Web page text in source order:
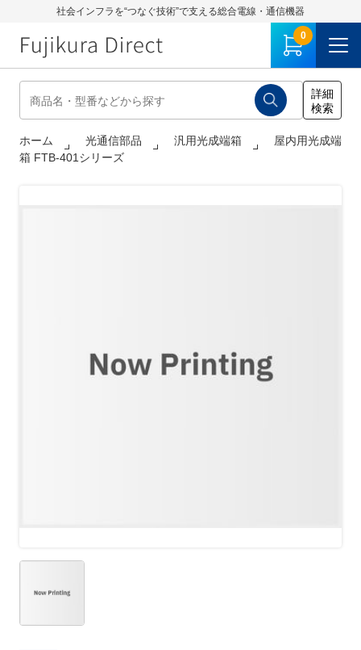
社会インフラを“つなぐ技術”で支える総合電線・通信機器
0
ホーム 光通信部品 汎用光成端箱
屋内用光成端
箱 FTB-401シリーズ